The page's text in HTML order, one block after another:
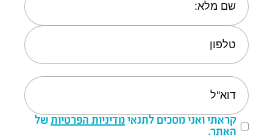
קראתי ואני מסכים לתנאי מדיניות הפרטיות של
האתר.